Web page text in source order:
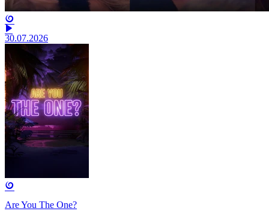
30.07.2026
Are You The One?